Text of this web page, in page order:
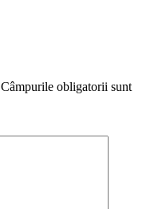
Câmpurile obligatorii sunt